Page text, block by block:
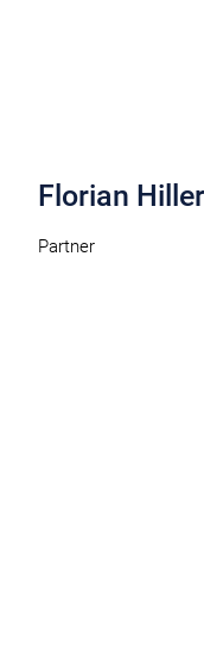
Florian Hiller
Partner